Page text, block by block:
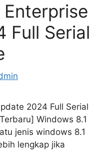
Enterprise
Full Serial
2024 Full Serial
Windows 8.1
jenis windows 8.1
lengkap jika